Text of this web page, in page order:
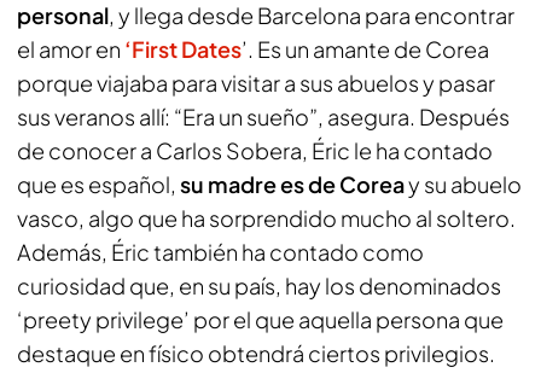
personal, y llega desde Barcelona para encontrar
el amor en ‘First Dates’. Es un amante de Corea
porque viajaba para visitar a sus abuelos y pasar
sus veranos allí: “Era un sueño”, asegura. Después
de conocer a Carlos Sobera, Éric le ha contado
que es español, su madre es de Coreay su abuelo
vasco, algo que ha sorprendido mucho al soltero.
Además, Éric también ha contado como
curiosidad que, en su país, hay los denominados
‘preety privilege’ por el que aquella persona que
destaque en físico obtendrá ciertos privilegios.